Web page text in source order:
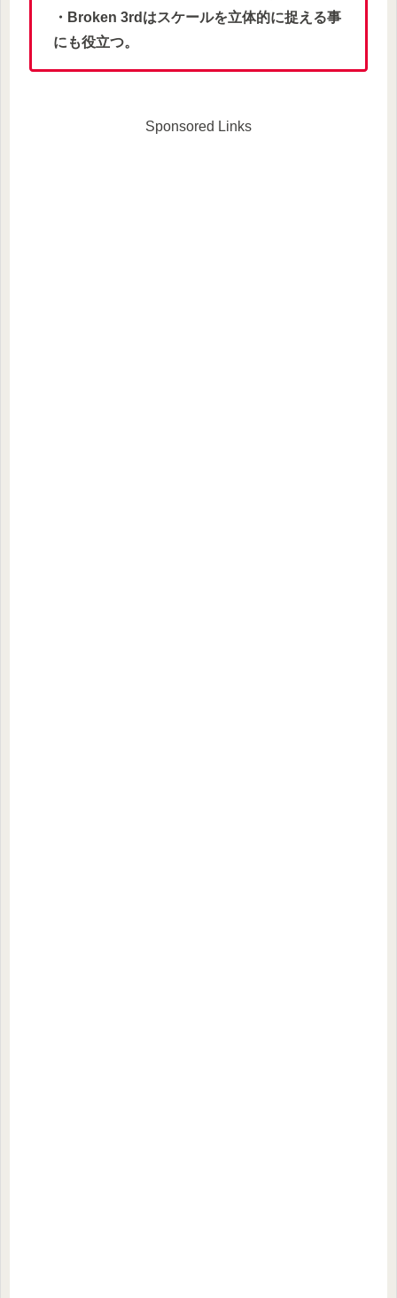
・Broken 3rdはスケールを立体的に捉える事
にも役立つ。
Sponsored Links